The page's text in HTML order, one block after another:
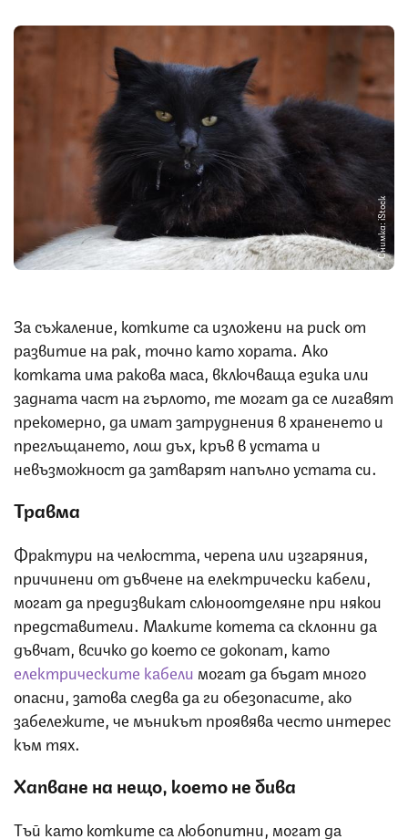
Снимка: iStock
За съжаление, котките са изложени на риск от
развитие на рак, точно като хората. Ако
котката има ракова маса, включваща езика или
задната част на гърлото, те могат да се лигавят
прекомерно, да имат затруднения в храненето и
преглъщането, лош дъх, кръв в устата и
невъзможност да затварят напълно устата си.
Травма
Фрактури на челюстта, черепа или изгаряния,
причинени от дъвчене на електрически кабели,
могат да предизвикат слюноотделяне при някои
представители. Малките котета са склонни да
дъвчат, всичко до което се докопат, като
електрическите кабели могат да бъдат много
опасни, затова следва да ги обезопасите, ако
забележите, че мъникът проявява често интерес
към тях.
Хапване на нещо, което не бива
Тъй като котките са любопитни, могат да